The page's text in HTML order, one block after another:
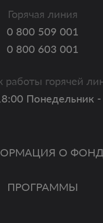
О
ПРОГРАММЫ
Горячая линия
0 800 509 001
0 800 603 001
работы горячей
Понедельник